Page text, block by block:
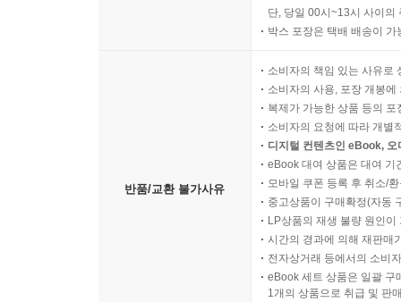
단, 당일 00시~13시 사이의
박스 포장은 택배 배송이
반품/교환 불가사유
소비자의 책임 있는 사유로
소비자의 사용, 포장 개봉
복제가 가능한 상품 등의
소비자의 요청에 따라 개별
디지털 컨텐츠인 eBook,
eBook 대여 상품은 대여 기
모바일 쿠폰 등록 후 취소/
중고상품이 구매확정(자동
LP상품의 재생 불량 원인
시간의 경과에 의해 재판매
전자상거래 등에서의 소비
eBook 세트 상품은 일괄 구
1개의 상품으로 취급 및 판